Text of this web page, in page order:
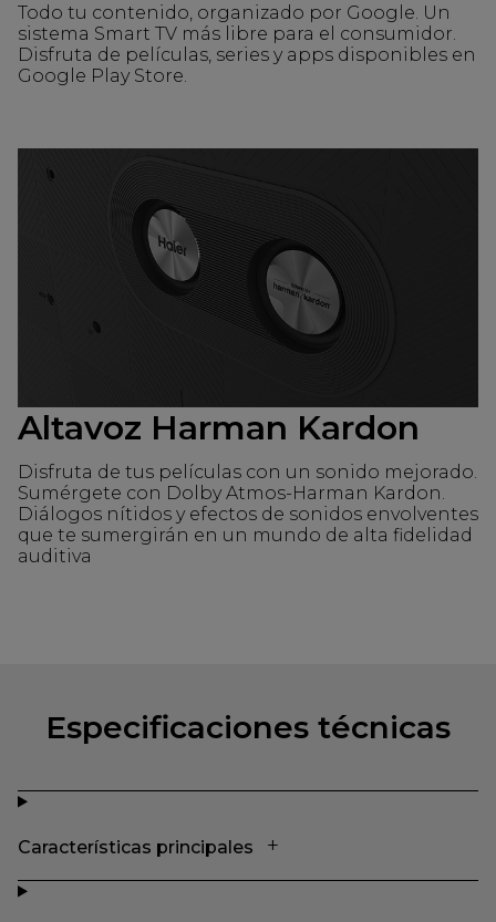
Todo tu contenido, organizado por Google. Un
sistema Smart TV más libre para el consumidor.
Disfruta de películas, series y apps disponibles en
Google Play Store.
Altavoz Harman Kardon
Disfruta de tus películas con un sonido mejorado.
Sumérgete con Dolby Atmos-Harman Kardon.
Diálogos nítidos y efectos de sonidos envolventes
que te sumergirán en un mundo de alta fidelidad
auditiva
Especificaciones técnicas
Características principales